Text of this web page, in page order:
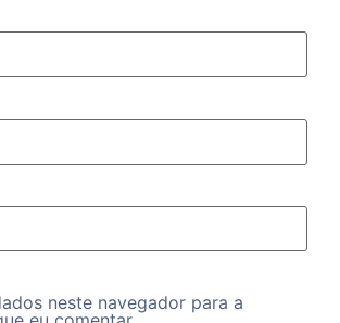
neste navegador para a
eu comentar.